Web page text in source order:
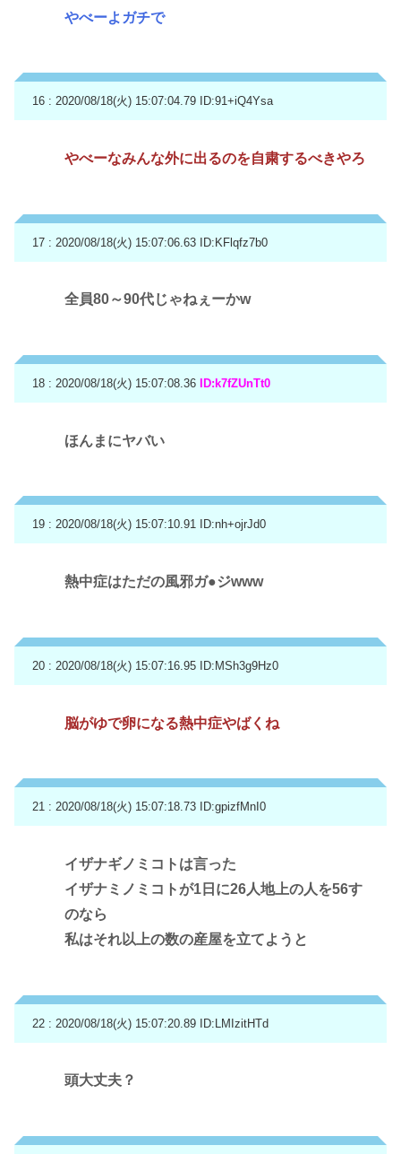
やべーよガチで
16 : 2020/08/18(火) 15:07:04.79 ID:91+iQ4Ysa
やべーなみんな外に出るのを自粛するべきやろ
17 : 2020/08/18(火) 15:07:06.63 ID:KFlqfz7b0
全員80～90代じゃねぇーかw
18 : 2020/08/18(火) 15:07:08.36 ID:k7fZUnTt0
ほんまにヤバい
19 : 2020/08/18(火) 15:07:10.91 ID:nh+ojrJd0
熱中症はただの風邪ガ●ジwww
20 : 2020/08/18(火) 15:07:16.95 ID:MSh3g9Hz0
脳がゆで卵になる熱中症やばくね
21 : 2020/08/18(火) 15:07:18.73 ID:gpizfMnI0
イザナギノミコトは言った
イザナミノミコトが1日に26人地上の人を56す
のなら
私はそれ以上の数の産屋を立てようと
22 : 2020/08/18(火) 15:07:20.89 ID:LMIzitHTd
頭大丈夫？